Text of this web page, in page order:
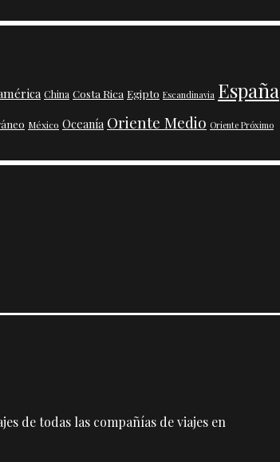
China Costa Rica Egipto Escandinavia España
México Oceanía Oriente Medio Oriente Próximo
de todas las compañías de viajes en